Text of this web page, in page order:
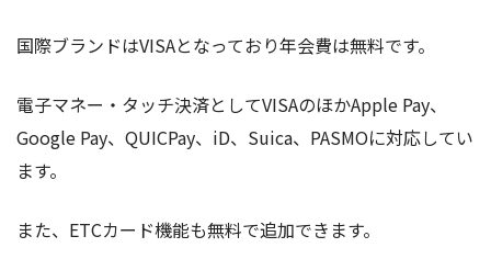
国際ブランドはVISAとなっており年会費は無料です。
電子マネー・タッチ決済としてVISAのほかApple Pay、
Google Pay、QUICPay、iD、Suica、PASMOに対応してい
ます。
また、ETCカード機能も無料で追加できます。